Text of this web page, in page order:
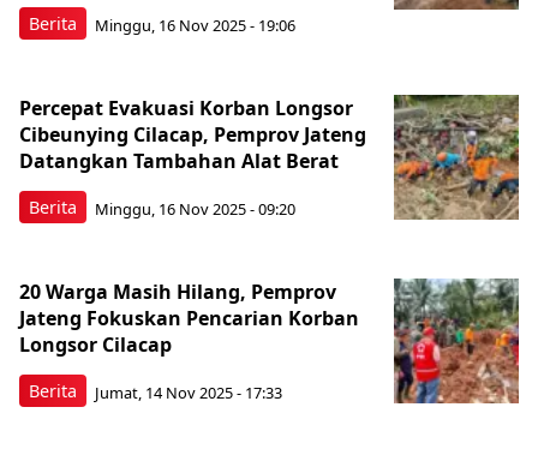
Berita Minggu, 16 Nov 2025 - 19:06
Berita
Percepat Evakuasi Korban Longsor
Cibeunying Cilacap, Pemprov Jateng
Datangkan Tambahan Alat Berat
Minggu, 16 Nov 2025 - 09:20
Berita
20 Warga Masih Hilang, Pemprov
Jateng Fokuskan Pencarian Korban
Longsor Cilacap
Jumat, 14 Nov 2025 - 17:33